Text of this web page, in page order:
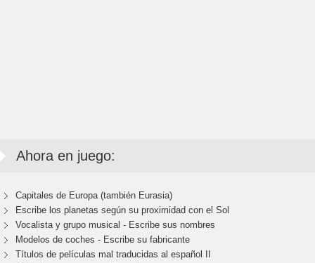
Ahora en juego:
Capitales de Europa (también Eurasia)
Escribe los planetas según su proximidad con el Sol
Vocalista y grupo musical - Escribe sus nombres
Modelos de coches - Escribe su fabricante
Títulos de películas mal traducidas al español II